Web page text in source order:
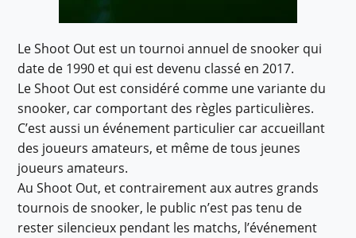
Le Shoot Out est un tournoi annuel de snooker qui
date de 1990 et qui est devenu classé en 2017.
Le Shoot Out est considéré comme une variante du
snooker, car comportant des règles particulières.
C’est aussi un événement particulier car accueillant
des joueurs amateurs, et même de tous jeunes
joueurs amateurs.
Au Shoot Out, et contrairement aux autres grands
tournois de snooker, le public n’est pas tenu de
rester silencieux pendant les matchs, l’événement